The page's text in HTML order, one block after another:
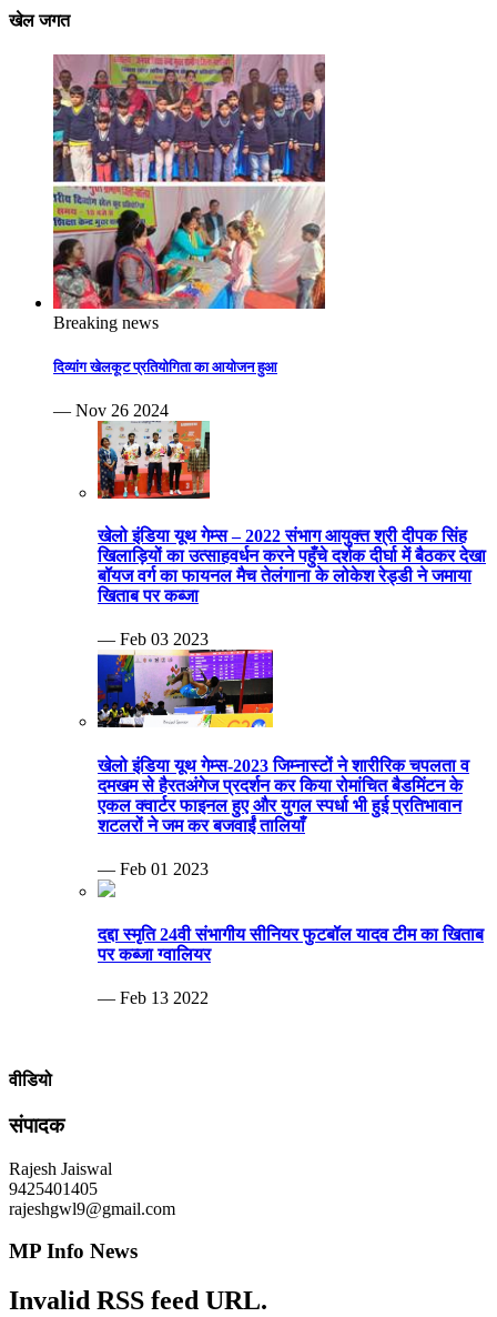
खेल जगत
Breaking news
दिव्यांग खेलकूट प्रतियोगिता का आयोजन हुआ
— Nov 26 2024
खेलो इंडिया यूथ गेम्स – 2022 संभाग आयुक्त श्री दीपक सिंह
खिलाड़ियों का उत्साहवर्धन करने पहुँचे दर्शक दीर्घा में बैठकर देखा
बॉयज वर्ग का फायनल मैच तेलंगाना के लोकेश रेड्डी ने जमाया
खिताब पर कब्जा
— Feb 03 2023
खेलो इंडिया यूथ गेम्स-2023 जिम्नास्टों ने शारीरिक चपलता व
दमखम से हैरतअंगेज प्रदर्शन कर किया रोमांचित बैडमिंटन के
एकल क्वार्टर फाइनल हुए और युगल स्पर्धा भी हुई प्रतिभावान
शटलरों ने जम कर बजवाईं तालियाँ
— Feb 01 2023
दद्दा स्मृति 24वी संभागीय सीनियर फुटबॉल यादव टीम का खिताब
पर कब्जा ग्वालियर
— Feb 13 2022
वीडियो
संपादक
Rajesh Jaiswal
9425401405
rajeshgwl9@gmail.com
MP Info News
Invalid RSS feed URL.